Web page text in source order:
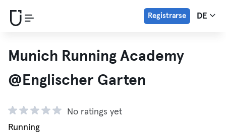
Registrarse DE
Munich Running Academy
@Englischer Garten
No ratings yet
Running